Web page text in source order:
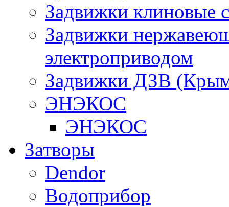
Задвижки клиновые
Задвижки
электроприводом
Задвижки ДЗВ
ЭНЭКОС
ЭНЭКОС
Затворы
Dendor
Водоприбор